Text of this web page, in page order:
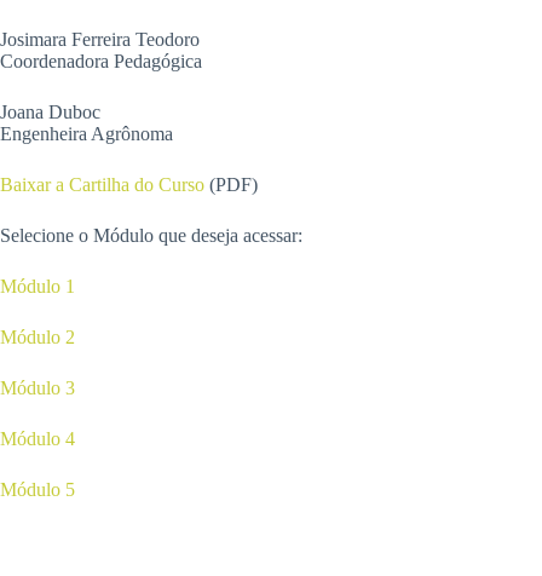
Josimara Ferreira Teodoro
Coordenadora Pedagógica
Joana Duboc
Engenheira Agrônoma
Baixar a Cartilha do Curso (PDF)
Selecione o Módulo que deseja acessar:
Módulo 1
Módulo 2
Módulo 3
Módulo 4
Módulo 5